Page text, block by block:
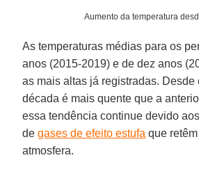
Aumento da temperatura
As temperaturas médias para os
anos (2015-2019) e de dez anos
as mais altas já registradas. Desde
década é mais quente que a
essa tendência continue devido
degases de efeito estufa que
atmosfera.